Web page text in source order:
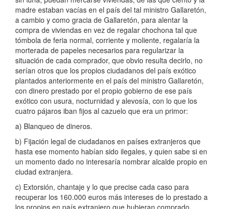
madre estaban vacías en el país del tal ministro Gallaretón,
a cambio y como gracia de Gallaretón, para alentar la
compra de viviendas en vez de regalar chochona tal que
tómbola de feria normal, corriente y moliente, regalaría la
morterada de papeles necesarios para regularizar la
situación de cada comprador, que obvio resulta decirlo, no
serían otros que los propios ciudadanos del país exótico
plantados anteriormente en el país del ministro Gallaretón,
con dinero prestado por el propio gobierno de ese país
exótico con usura, nocturnidad y alevosía, con lo que los
cuatro pájaros iban fijos al cazuelo que era un primor:
a) Blanqueo de dineros.
b) Fijación legal de ciudadanos en países extranjeros que
hasta ese momento habían sido ilegales, y quien sabe si en
un momento dado no interesaría nombrar alcalde propio en
ciudad extranjera.
c) Extorsión, chantaje y lo que precise cada caso para
recuperar los 160.000 euros más intereses de lo prestado a